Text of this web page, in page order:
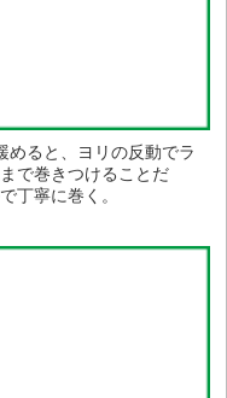
めると、ヨリの反動でラ
で巻きつけることだ
丁寧に巻く。